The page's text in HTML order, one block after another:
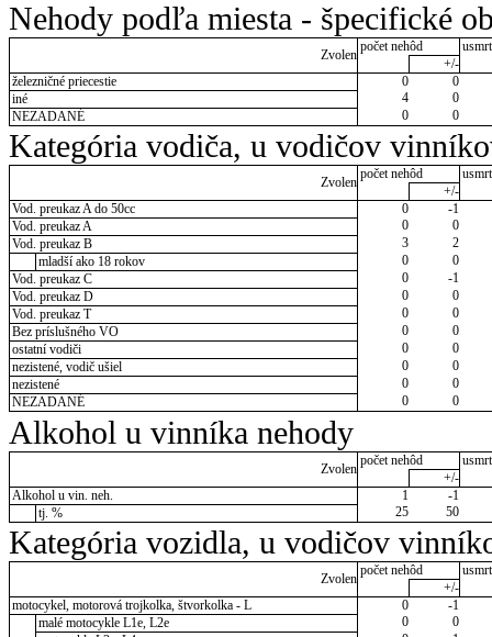
Nehody podľa miesta - špecifické
Zvolen
počet nehôd
+/-
železničné priecestie
0
0
iné
4
0
NEZADANÉ
0 0
Kategória vodiča, u vodičov
Zvolen
počet nehôd
+/-
Vod. preukaz A do 50cc
0
-1
Vod. preukaz A
0
0
Vod. preukaz B
3
2
mladší ako 18 rokov
0
0
Vod. preukaz C
0
-1
Vod. preukaz D
0
0
Vod. preukaz T
0
0
Bez príslušného VO
0
0
ostatní vodiči
0
0
nezistené, vodič ušiel
0
0
nezistené
0
0
NEZADANÉ
0 0
Alkohol u vinníka nehody
Zvolen
počet nehôd
+/-
Alkohol u vin. neh.
1
-1
tj. %
25 50
Kategória vozidla, u vodičov
Zvolen
počet nehôd
+/-
motocykel, motorová trojkolka, štvorkolka - L
0
-1
malé motocykle L1e, L2e
0
0